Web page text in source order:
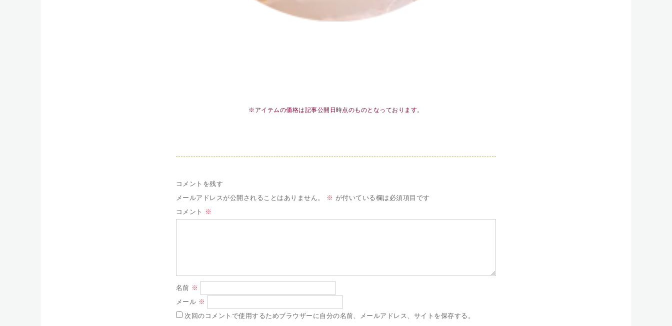
※アイテムの価格は記事公開日時点のものとなっております。
コメントを残す
メールアドレスが公開されることはありません。
※ が付いている欄は必須項目です
コメント
※
名前 ※
メール ※
次回のコメントで使用するためブラウザーに自分の名前、メールアドレス、サイトを保存する。